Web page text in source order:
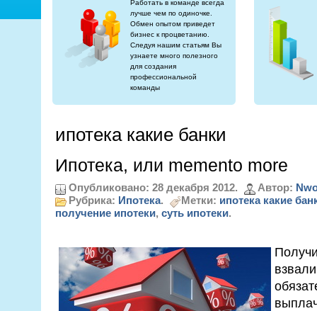
Работать в команде всегда
лучше чем по одиночке.
Обмен опытом приведет
бизнес к процветанию.
Следуя нашим статьям Вы
узнаете много полезного
для создания
профессиональной
команды
ипотека какие банки
Ипотека, или memento more
Опубликовано: 28 декабря 2012. Автор:
Рубрика: Ипотека. Метки: ипотека какие
получение ипотеки, суть ипотеки.